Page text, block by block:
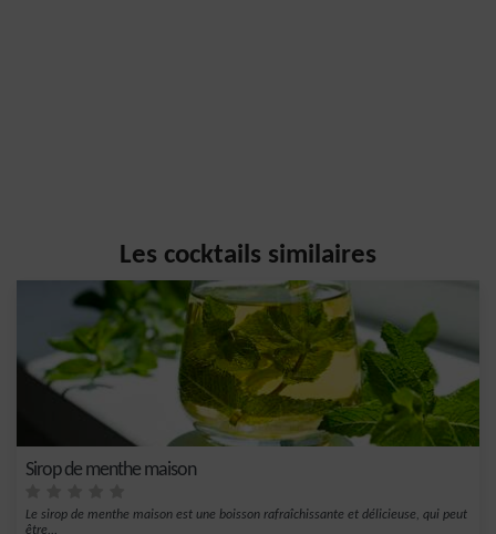
Les cocktails similaires
Sirop de menthe maison
Le sirop de menthe maison est une boisson rafraîchissante et délicieuse, qui peut
être...